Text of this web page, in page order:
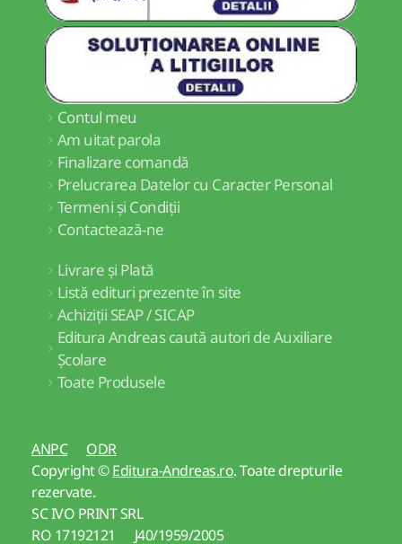
Contul meu
Am uitat parola
Finalizare comandă
Prelucrarea Datelor cu Caracter Personal
Termeni și Condiții
Contactează-ne
Livrare și Plată
Listă edituri prezente în site
Achiziții SEAP / SICAP
Editura Andreas caută autori de Auxiliare
Școlare
Toate Produsele
ANPC
ODR
Copyright ©Editura-Andreas.ro. Toate drepturile
rezervate.
SC IVO PRINT SRL
RO 17192121 J40/1959/2005